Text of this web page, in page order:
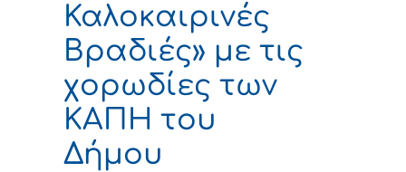
Καλοκαιρινές
Βραδιές» με τις
χορωδίες των
ΚΑΠΗ του
Δήμου